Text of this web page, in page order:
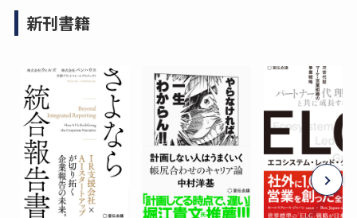
新刊書籍